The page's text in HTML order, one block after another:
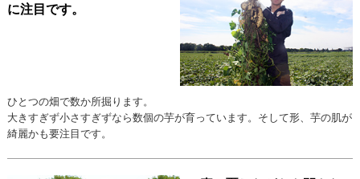
に注目です。
ひとつの畑で数か所掘ります。
大きすぎず小さすぎずなら数個の芋が育っています。そして形、芋の肌が
綺麗かも要注目です。